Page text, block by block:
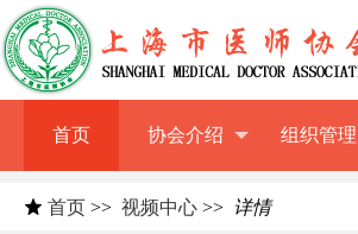
首页 协会介绍 组织管理
首页 >> 视频中心 >> 详情